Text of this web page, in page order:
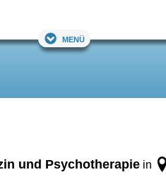
Menü
und Psychotherapie in